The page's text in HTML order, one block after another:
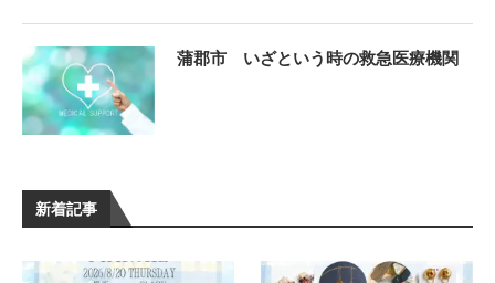
新着記事
蒲郡市 いざという時の救急医療機関